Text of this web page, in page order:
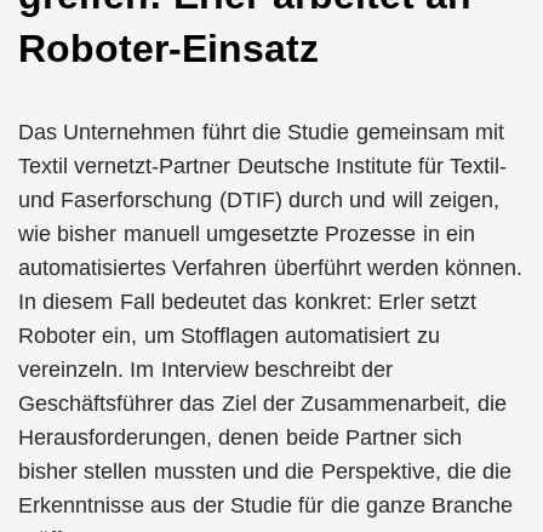
Roboter-Einsatz
Das Unternehmen führt die Studie gemeinsam mit
Textil vernetzt-Partner Deutsche Institute für Textil-
und Faserforschung (DTIF) durch und will zeigen,
wie bisher manuell umgesetzte Prozesse in ein
automatisiertes Verfahren überführt werden können.
In diesem Fall bedeutet das konkret: Erler setzt
Roboter ein, um Stofflagen automatisiert zu
vereinzeln. Im Interview beschreibt der
Geschäftsführer das Ziel der Zusammenarbeit, die
Herausforderungen, denen beide Partner sich
bisher stellen mussten und die Perspektive, die die
Erkenntnisse aus der Studie für die ganze Branche